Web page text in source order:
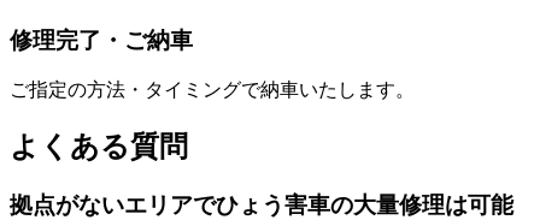
修理完了・ご納車
ご指定の方法・タイミングで納車いたします。
よくある質問
拠点がないエリアでひょう害車の大量修理は可能